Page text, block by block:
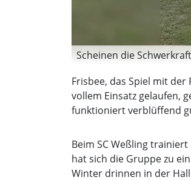
Scheinen die
Frisbee, das Spiel mit
vollem Einsatz gelaufen,
funktioniert verblüffend
Beim SC Weßling
hat sich die Gruppe zu
Winter drinnen in der